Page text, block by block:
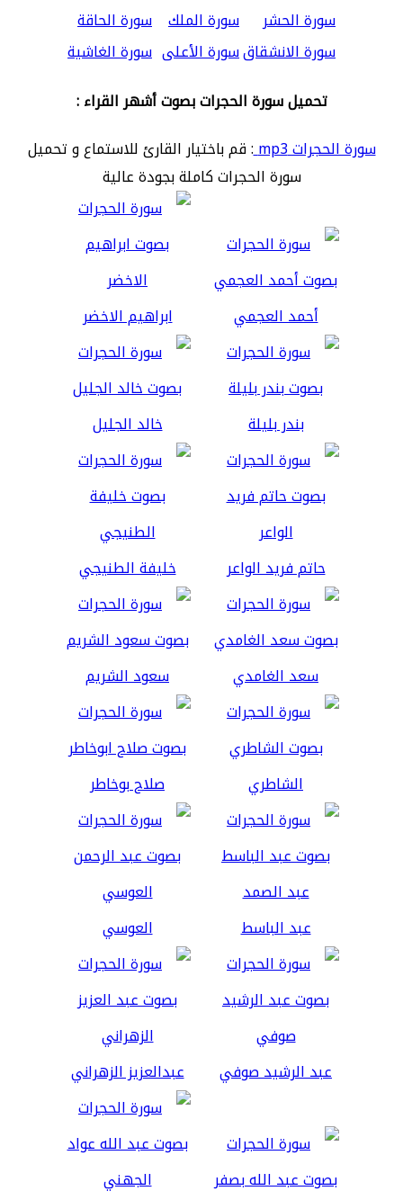
سورة الحشر
سورة الملك سورة الحاقة
سورة الانشقاقسورة الأعلى سورة الغاشية
تحميل سورة الحجرات بصوت أشهر القراء :
سورة الحجرات mp3
: قم باختيار القارئ للاستماع و تحميل
سورة الحجرات كاملة بجودة عالية
أحمد العجمي ابراهيم الاخضر
بندر بليلة خالد الجليل
حاتم فريد الواعر خليفة الطنيجي
سعد الغامدي سعود الشريم
الشاطري صلاح بوخاطر
عبد الباسط العوسي
عبد الرشيد صوفي عبدالعزيز الزهراني